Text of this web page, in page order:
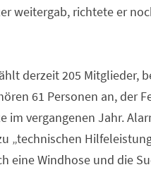
weitergab, richtete er
derzeit 205 Mitglieder,
61 Personen an, der
im vergangenen Jahr.
„technischen
eine Windhose und die